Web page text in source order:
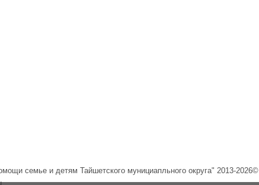
семье и детям Тайшетского мунициапльного округа" 2013-2026©